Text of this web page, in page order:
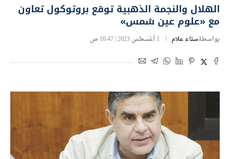
الهلال والنجمة الذهبية توقع بروتوكول تعاون
مع «علوم عين شمس»
بواسطةسناء علام 1 أغسطس 2023 | 10:47 ص